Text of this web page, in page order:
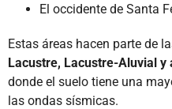
El occidente de Santa
Estas áreas hacen parte de
Lacustre, Lacustre-Aluvial y
donde el suelo tiene una
las ondas sísmicas.